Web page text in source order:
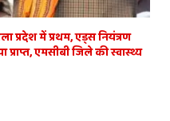
प्रदेश में प्रथम, एड्स नियंत्रण
प्राप्त, एमसीबी जिले की स्वास्थ्य